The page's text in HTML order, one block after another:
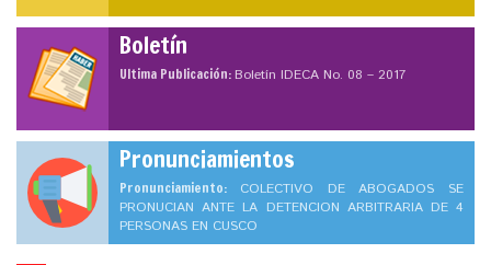
Boletín
Ultima Publicación:Boletín IDECA No. 08 – 2017
Pronunciamientos
Pronunciamiento: COLECTIVO DE ABOGADOS SE
PRONUCIAN ANTE LA DETENCION ARBITRARIA DE 4
PERSONAS EN CUSCO